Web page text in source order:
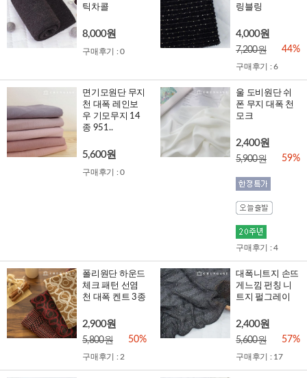
틱차콜
8,000원
구매후기 : 0
링블링
4,000원
7,200원 44%
구매후기 : 6
면기모원단 무지
천 대폭 레인보
우 기모무지 14
종 951..
5,600원
구매후기 : 0
울 도비원단 쉬
폰 무지 대폭 천
모크
2,400원
5,900원 59%
구매후기 : 4
폴리원단 하운드
체크 패턴 선염
천 대폭 켄트 3종
2,900원
5,800원 50%
구매후기 : 2
대폭니트지 손뜨
게느낌 펀칭 니
트지 펄그레이
2,400원
5,600원 57%
구매후기 : 17